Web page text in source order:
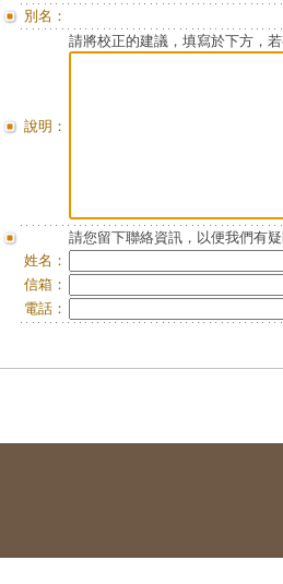
別名：
說明：
請將校正的建議，填寫於下方，
請您留下聯絡資訊，以便我們有
姓名：
信箱：
電話：